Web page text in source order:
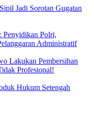
Jadi Sorotan Gugatan
Polri,
Administratif
Lakukan Pembersihan
Profesional!
Hukum Setengah